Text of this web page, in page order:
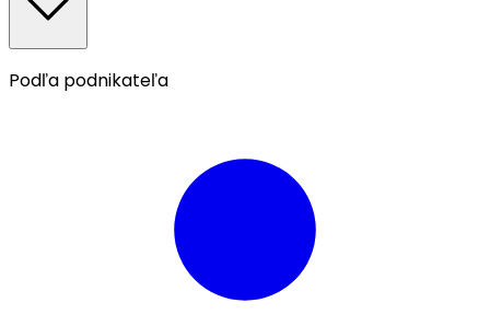
Podľa podnikateľa